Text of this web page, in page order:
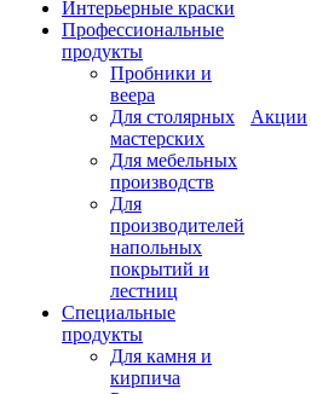
Интерьерные краски
Профессиональные
продукты
Пробники и
веера
Для столярных
мастерских
Для мебельных
производств
Для
производителей
напольных
покрытий и
лестниц
Специальные
продукты
Для камня и
кирпича
Акции